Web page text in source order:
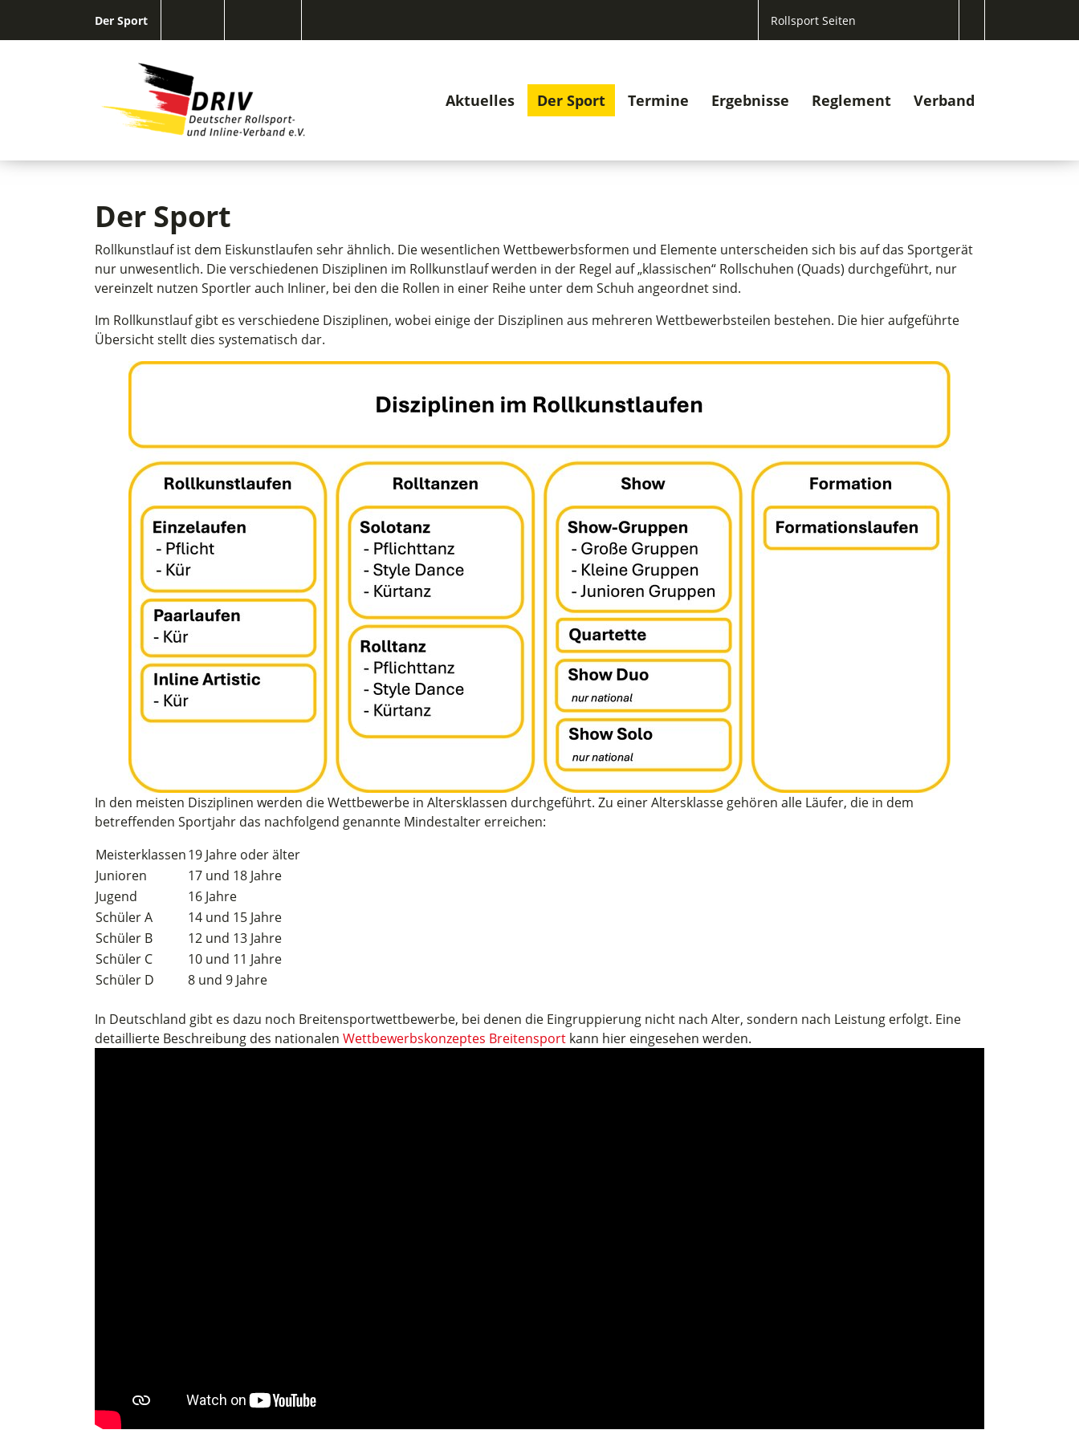
Der Sport Rollsport Seiten
Aktuelles Der Sport Termine Ergebnisse Reglement Verband
Der Sport
Rollkunstlauf ist dem Eiskunstlaufen sehr ähnlich. Die wesentlichen Wettbewerbsformen und Elemente unterscheiden sich bis auf das Sportgerät
nur unwesentlich. Die verschiedenen Disziplinen im Rollkunstlauf werden in der Regel auf „klassischen“ Rollschuhen (Quads) durchgeführt, nur
vereinzelt nutzen Sportler auch Inliner, bei den die Rollen in einer Reihe unter dem Schuh angeordnet sind.
Im Rollkunstlauf gibt es verschiedene Disziplinen, wobei einige der Disziplinen aus mehreren Wettbewerbsteilen bestehen. Die hier aufgeführte
Übersicht stellt dies systematisch dar.
In den meisten Disziplinen werden die Wettbewerbe in Altersklassen durchgeführt. Zu einer Altersklasse gehören alle Läufer, die in dem
betreffenden Sportjahr das nachfolgend genannte Mindestalter erreichen:
Meisterklassen19 Jahre oder älter
Junioren
17 und 18 Jahre
Jugend
16 Jahre
Schüler A
14 und 15 Jahre
Schüler B
12 und 13 Jahre
Schüler C
10 und 11 Jahre
Schüler D
8 und 9 Jahre
In Deutschland gibt es dazu noch Breitensportwettbewerbe, bei denen die Eingruppierung nicht nach Alter, sondern nach Leistung erfolgt. Eine
detaillierte Beschreibung des nationalen Wettbewerbskonzeptes Breitensport kann hier eingesehen werden.